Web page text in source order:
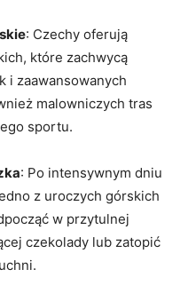
: Czechy oferują⁣
‌które zachwycą
i zaawansowanych
malowniczych tras
sportu.
: Po intensywnym ⁤dniu
z uroczych górskich
w przytulnej
czekolady lub zatopić